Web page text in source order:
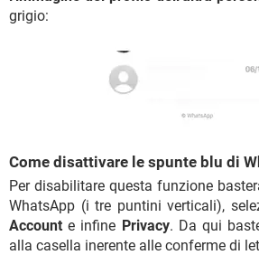
grigio:
Come disattivare le spunte blu di
Per disabilitare questa funzione
WhatsApp (i tre puntini verticali),
Account e infine Privacy. Da qui
alla casella inerente alle conferme di